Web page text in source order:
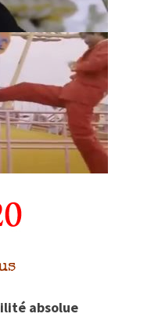
absolue